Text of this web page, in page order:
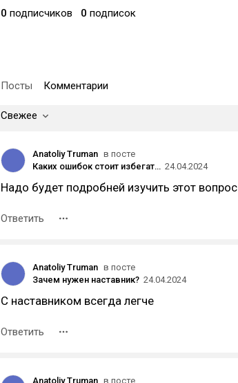
0 подписчиков 0 подписок
Посты Комментарии
Свежее
Anatoliy Truman в посте
Каких ошибок стоит избегать при поиске инвестиций? 24.04.2024
Надо будет подробней изучить этот вопрос
Ответить
Anatoliy Truman в посте
Зачем нужен наставник? 24.04.2024
С наставником всегда легче
Ответить
Anatoliy Truman в посте